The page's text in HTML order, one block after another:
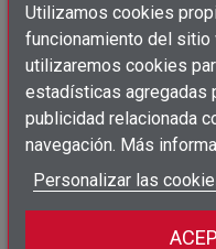
Crear
Nombre
Iniciar
Debe iniciar sesión
Utilizamos cookies
funcionamiento del sitio
utilizaremos cookies
estadísticas agregadas
publicidad relacionada
navegación. Más
Personalizar las
Inicia sesión
precios
Inicia sesión
Inicia sesión
Inicia sesión